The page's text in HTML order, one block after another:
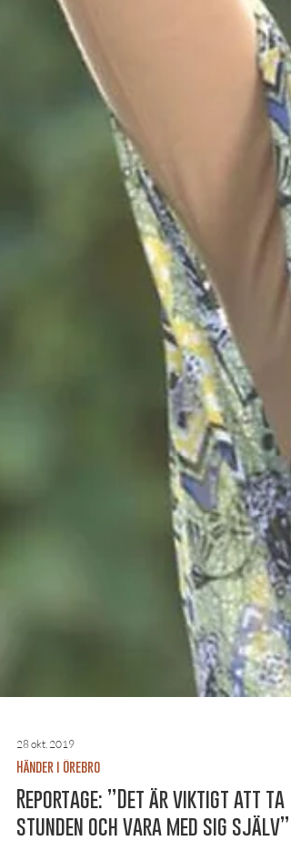
28 okt. 2019